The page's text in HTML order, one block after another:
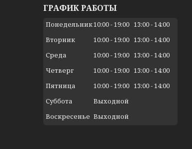
ГРАФИК РАБОТЫ
Понедельник10:00 19:00 13:00 14:00
Вторник
10:00 19:00 13:00 14:00
Среда
10:00 19:00 13:00 14:00
Четверг
10:00 19:00 13:00 14:00
Пятница
10:00 19:00 13:00 14:00
Суббота
Выходной
Воскресенье Выходной